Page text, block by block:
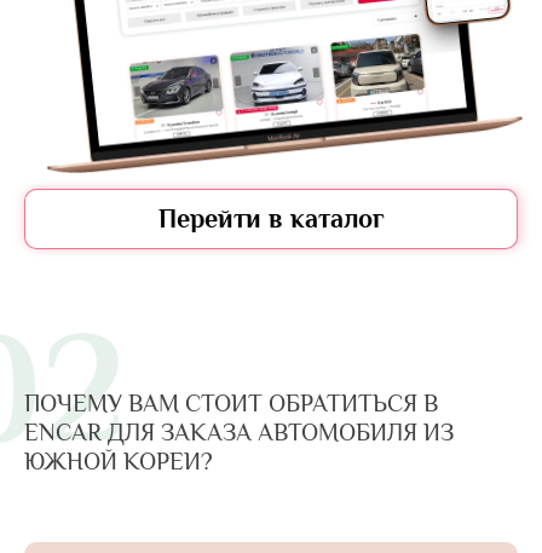
Перейти в каталог
ПОЧЕМУ ВАМ СТОИТ ОБРАТИТЬСЯ В
ENCAR ДЛЯ ЗАКАЗА АВТОМОБИЛЯ ИЗ
ЮЖНОЙ КОРЕИ?